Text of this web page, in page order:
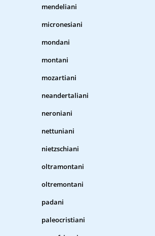
mendeliani
micronesiani
mondani
montani
mozartiani
neandertaliani
neroniani
nettuniani
nietzschiani
oltramontani
oltremontani
padani
paleocristiani